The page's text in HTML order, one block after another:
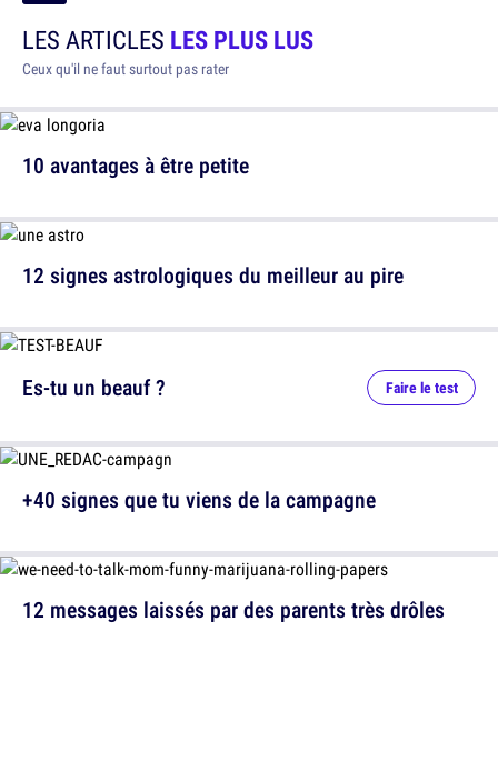
LES ARTICLES LES PLUS LUS
Ceux qu'il ne faut surtout pas rater
10 avantages à être petite
12 signes astrologiques du meilleur au pire
12 messages laissés par des parents très drôles
Es-tu un beauf ? Faire le test
+40 signes que tu viens de la campagne